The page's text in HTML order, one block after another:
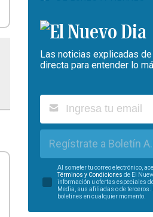
Las noticias explicadas
directa para entender lo
Regístrate a Boletín
Al someter tu correo electrónico,
Términos y Condiciones de El
información u ofertas especiales
Media, sus afiliadas o de
boletines en cualquier momento.